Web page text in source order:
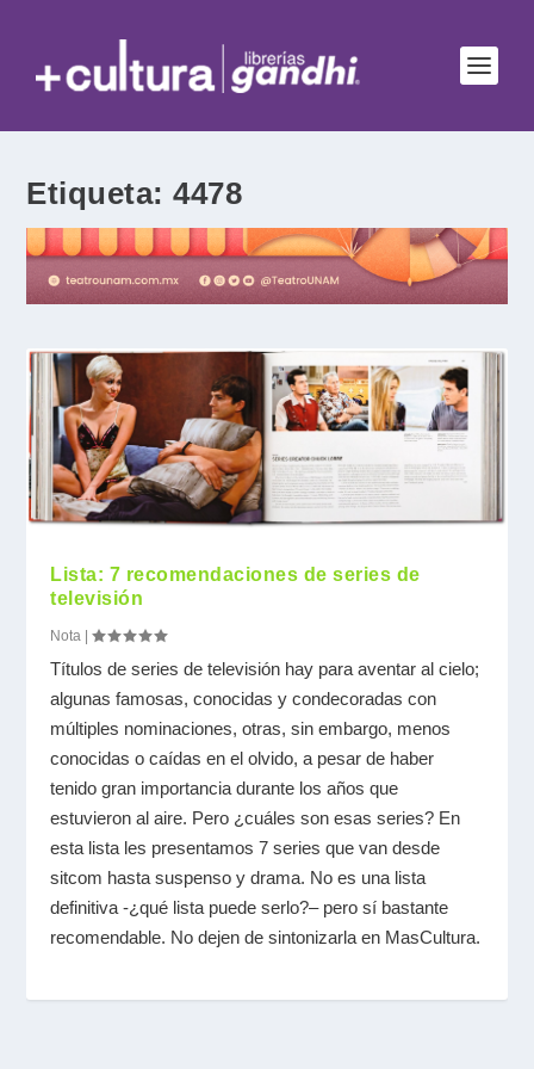
Etiqueta:4478
Lista: 7 recomendaciones de series de
televisión
Nota |
Títulos de series de televisión hay para aventar al cielo;
algunas famosas, conocidas y condecoradas con
múltiples nominaciones, otras, sin embargo, menos
conocidas o caídas en el olvido, a pesar de haber
tenido gran importancia durante los años que
estuvieron al aire. Pero ¿cuáles son esas series? En
esta lista les presentamos 7 series que van desde
sitcom hasta suspenso y drama. No es una lista
definitiva -¿qué lista puede serlo?– pero sí bastante
recomendable. No dejen de sintonizarla en MasCultura.